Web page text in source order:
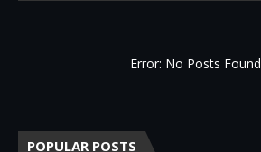
Error: No Posts Found
POPULAR POSTS